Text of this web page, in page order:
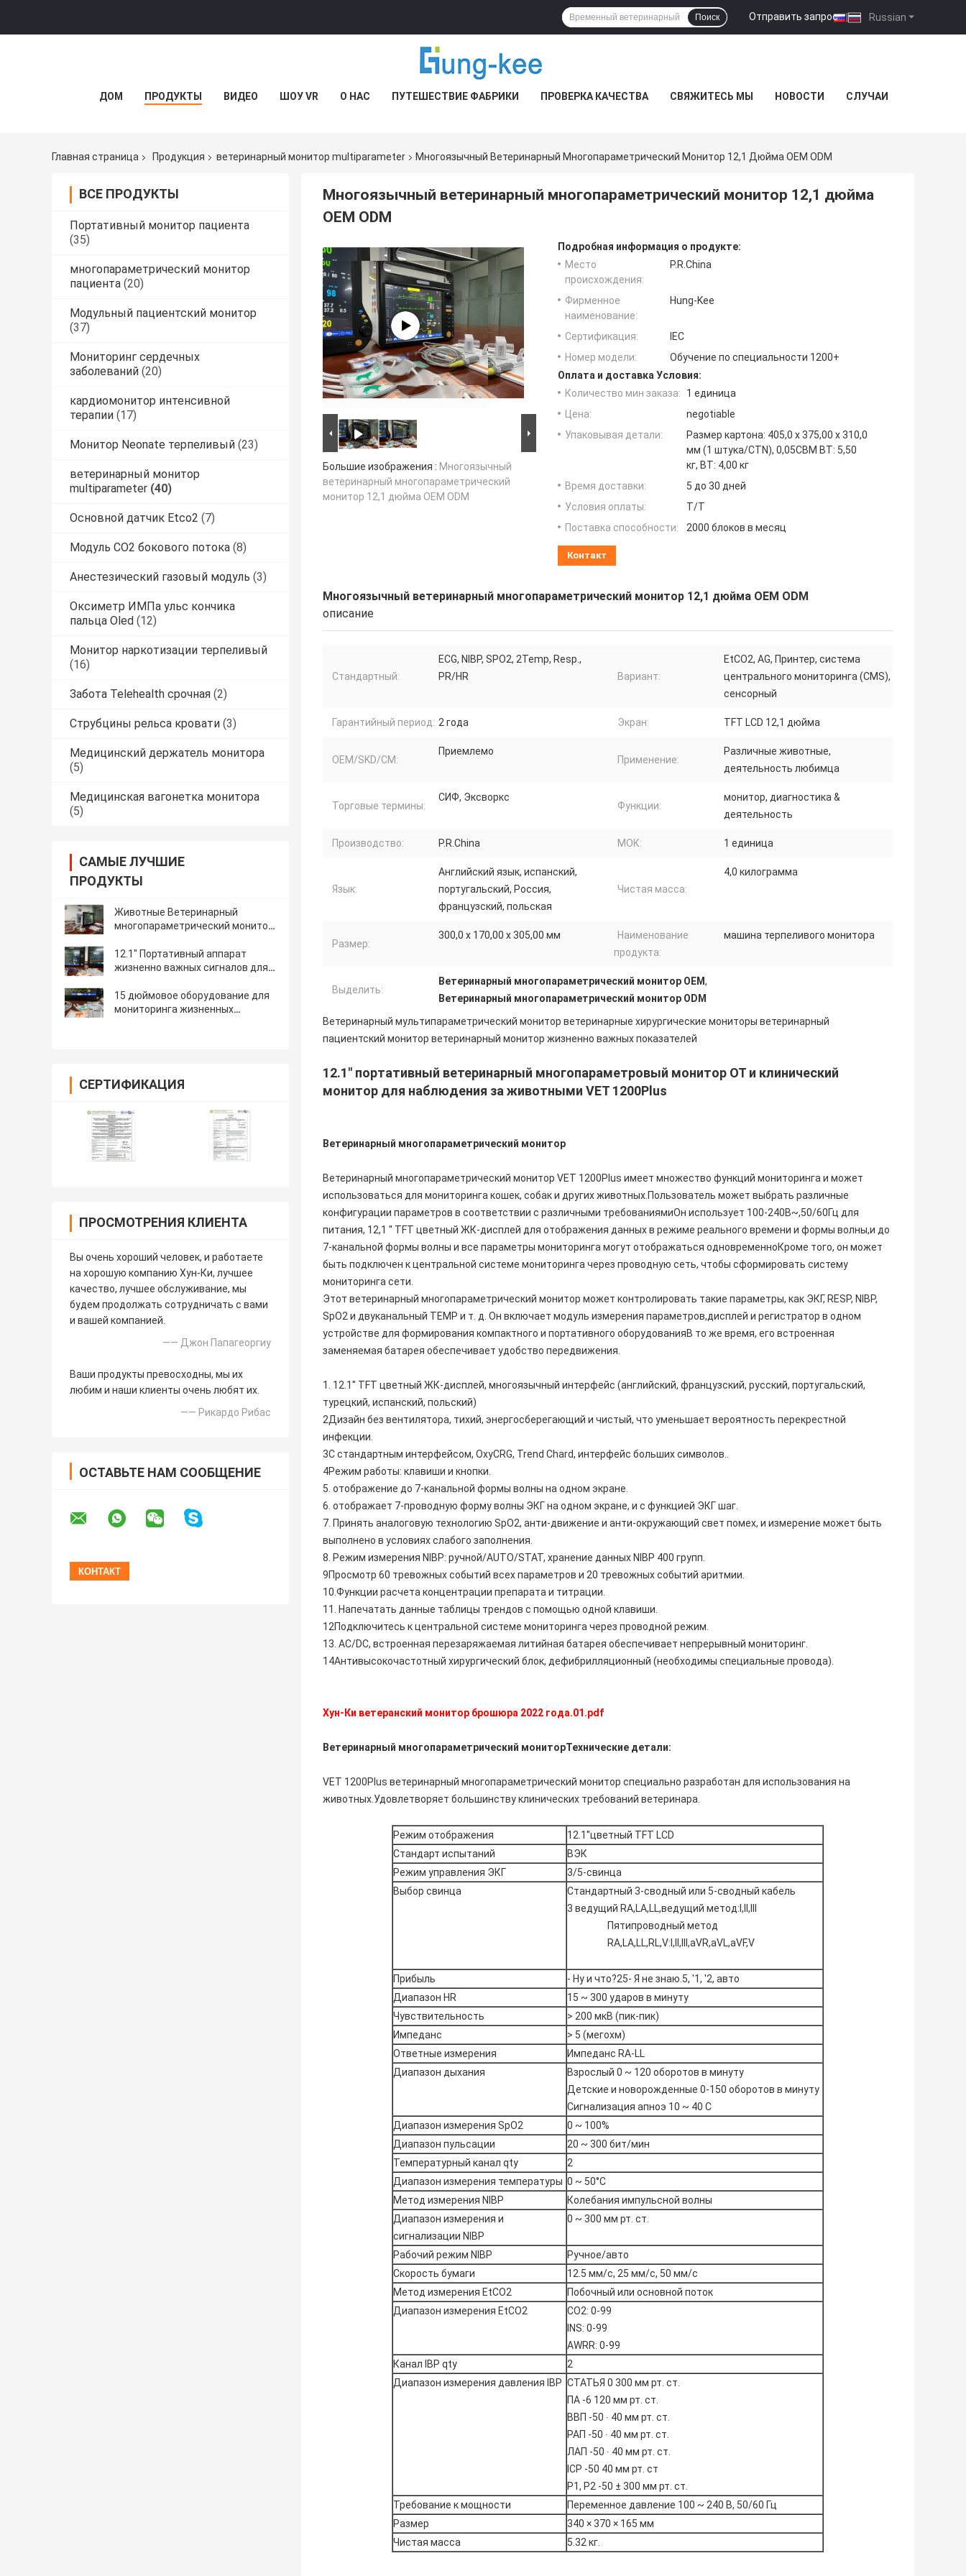
Russian
Отправить запрос |
Поиск
ДОМ ПРОДУКТЫ ВИДЕО ШОУ VR О НАС ПУТЕШЕСТВИЕ ФАБРИКИ ПРОВЕРКА КАЧЕСТВА СВЯЖИТЕСЬ МЫ НОВОСТИ СЛУЧАИ
Главная страница Продукция ветеринарный монитор multiparameter Многоязычный Ветеринарный Многопараметрический Монитор 12,1 Дюйма OEM ODM
ВСЕ ПРОДУКТЫ
Портативный монитор пациента
(35)
многопараметрический монитор
пациента (20)
Модульный пациентский монитор
(37)
Мониторинг сердечных
заболеваний (20)
кардиомонитор интенсивной
терапии (17)
Монитор Neonate терпеливый (23)
ветеринарный монитор
multiparameter (40)
Основной датчик Etco2 (7)
Модуль CO2 бокового потока (8)
Анестезический газовый модуль (3)
Оксиметр ИМПа ульс кончика
пальца Oled (12)
Монитор наркотизации терпеливый
(16)
Забота Telehealth срочная (2)
Струбцины рельса кровати (3)
Медицинский держатель монитора
(5)
Медицинская вагонетка монитора
(5)
САМЫЕ ЛУЧШИЕ
ПРОДУКТЫ
Животные Ветеринарный
многопараметрический монитор
12.1" Портативный аппарат
жизненно важных сигналов для
разных языках
15 дюймовое оборудование для
мониторинга жизненных
СЕРТИФИКАЦИЯ
ПРОСМОТРЕНИЯ КЛИЕНТА
Вы очень хороший человек, и работаете
на хорошую компанию Хун-Ки, лучшее
качество, лучшее обслуживание, мы
будем продолжать сотрудничать с вами
и вашей компанией.
—— Джон Папагеоргиу
Ваши продукты превосходны, мы их
любим и наши клиенты очень любят их.
—— Рикардо Рибас
ОСТАВЬТЕ НАМ СООБЩЕНИЕ
Многоязычный ветеринарный многопараметрический монитор 12,1 дюйма
OEM ODM
Большие изображения : Многоязычный
ветеринарный многопараметрический
монитор 12,1 дюйма OEM ODM
Подробная информация о продукте:
Место
происхождения:
P.R.China
Фирменное
наименование:
Hung-Kee
Сертификация:
IEC
Номер модели:
Обучение по специальности 1200+
Оплата и доставка Условия:
Количество мин заказа:
1 единица
Цена:
negotiable
Упаковывая детали:
Размер картона: 405,0 x 375,00 x 310,0
мм (1 штука/CTN), 0,05CBM ВТ: 5,50
кг, ВТ: 4,00 кг
Время доставки:
5 до 30 дней
Условия оплаты:
T/T
Поставка способности:
2000 блоков в месяц
Контакт
Многоязычный ветеринарный многопараметрический монитор 12,1 дюйма OEM ODM
описание
Стандартный:
ECG, NIBP, SPO2, 2Temp, Resp.,
PR/HR
Вариант:
EtCO2, AG, Принтер, система
центрального мониторинга (CMS),
сенсорный
Гарантийный период: 2 года Экран: TFT LCD 12,1 дюйма
OEM/SKD/CM:
Приемлемо
Применение:
Различные животные,
деятельность любимца
Торговые термины:
СИФ, Эксворкс
Функции:
монитор, диагностика &
деятельность
Производство: P.R.China МОК: 1 единица
Язык:
Английский язык, испанский,
португальский, Россия,
французский, польская
Чистая масса:
4,0 килограмма
Размер:
300,0 х 170,00 х 305,00 мм
Наименование
продукта:
машина терпеливого монитора
Выделить:
Ветеринарный многопараметрический монитор OEM,
Ветеринарный многопараметрический монитор ODM
Ветеринарный мультипараметрический монитор ветеринарные хирургические мониторы ветеринарный
пациентский монитор ветеринарный монитор жизненно важных показателей
12.1" портативный ветеринарный многопараметровый монитор ОТ и клинический
монитор для наблюдения за животными VET 1200Plus
Ветеринарный многопараметрический монитор
Ветеринарный многопараметрический монитор VET 1200Plus имеет множество функций мониторинга и может
использоваться для мониторинга кошек, собак и других животных.Пользователь может выбрать различные
конфигурации параметров в соответствии с различными требованиямиОн использует 100-240В~,50/60Гц для
питания, 12,1 '' TFT цветный ЖК-дисплей для отображения данных в режиме реального времени и формы волны,и до
7-канальной формы волны и все параметры мониторинга могут отображаться одновременноКроме того, он может
быть подключен к центральной системе мониторинга через проводную сеть, чтобы сформировать систему
мониторинга сети.
Этот ветеринарный многопараметрический монитор может контролировать такие параметры, как ЭКГ, RESP, NIBP,
SpO2 и двуканальный TEMP и т. д. Он включает модуль измерения параметров,дисплей и регистратор в одном
устройстве для формирования компактного и портативного оборудованияВ то же время, его встроенная
заменяемая батарея обеспечивает удобство передвижения.
1. 12.1'' TFT цветный ЖК-дисплей, многоязычный интерфейс (английский, французский, русский, португальский,
турецкий, испанский, польский)
2Дизайн без вентилятора, тихий, энергосберегающий и чистый, что уменьшает вероятность перекрестной
инфекции.
3С стандартным интерфейсом, OxyCRG, Trend Chard, интерфейс больших символов..
4Режим работы: клавиши и кнопки.
5. отображение до 7-канальной формы волны на одном экране.
6. отображает 7-проводную форму волны ЭКГ на одном экране, и с функцией ЭКГ шаг.
7. Принять аналоговую технологию SpO2, анти-движение и анти-окружающий свет помех, и измерение может быть
выполнено в условиях слабого заполнения.
8. Режим измерения NIBP: ручной/AUTO/STAT, хранение данных NIBP 400 групп.
9Просмотр 60 тревожных событий всех параметров и 20 тревожных событий аритмии.
10.Функции расчета концентрации препарата и титрации.
11. Напечатать данные таблицы трендов с помощью одной клавиши.
12Подключитесь к центральной системе мониторинга через проводной режим.
13. AC/DC, встроенная перезаряжаемая литийная батарея обеспечивает непрерывный мониторинг.
14Антивысокочастотный хирургический блок, дефибрилляционный (необходимы специальные провода).
Хун-Ки ветеранский монитор брошюра 2022 года.01.pdf
Ветеринарный многопараметрический мониторТехнические детали:
VET 1200Plus ветеринарный многопараметрический монитор специально разработан для использования на
животных.Удовлетворяет большинству клинических требований ветеринара.
Режим отображения
12.1''цветный TFT LCD
Стандарт испытаний
ВЭК
Режим управления ЭКГ
3/5-свинца
Выбор свинца
Стандартный 3-сводный или 5-сводный кабель
3 ведущий RA,LA,LL,ведущий метод:I,II,III
Пятипроводный метод
RA,LA,LL,RL,V:I,II,III,aVR,aVL,aVF,V
Прибыль
- Ну и что?25- Я не знаю.5, '1, '2, авто
Диапазон HR
15 ~ 300 ударов в минуту
Чувствительность
> 200 мкВ (пик-пик)
Импеданс
> 5 (мегохм)
Ответные измерения
Импеданс RA-LL
Диапазон дыхания
Взрослый 0 ~ 120 оборотов в минуту
Детские и новорожденные 0-150 оборотов в минуту
Сигнализация апноэ 10 ~ 40 С
Диапазон измерения SpO2
0 ~ 100%
Диапазон пульсации
20 ~ 300 бит/мин
Температурный канал qty
2
Диапазон измерения температуры 0 ~ 50°C
Метод измерения NIBP
Колебания импульсной волны
Диапазон измерения и
сигнализации NIBP
0 ~ 300 мм рт. ст.
Рабочий режим NIBP
Ручное/авто
Скорость бумаги
12.5 мм/с, 25 мм/с, 50 мм/с
Метод измерения EtCO2
Побочный или основной поток
Диапазон измерения EtCO2
CO2: 0-99
INS: 0-99
AWRR: 0-99
Канал IBP qty
2
Диапазон измерения давления IBP СТАТЬЯ 0 300 мм рт. ст.
ПА -6 120 мм рт. ст.
ВВП -50 ∙ 40 мм рт. ст.
РАП -50 ∙ 40 мм рт. ст.
ЛАП -50 ∙ 40 мм рт. ст.
ICP -50 40 мм рт. ст
P1, P2 -50 ± 300 мм рт. ст.
Требование к мощности
Переменное давление 100 ~ 240 В, 50/60 Гц
Размер
340 × 370 × 165 мм
Чистая масса
5.32 кг.